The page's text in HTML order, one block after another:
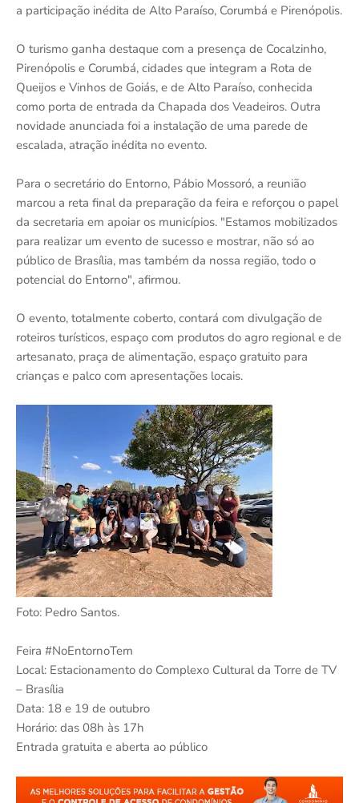
a participação inédita de Alto Paraíso, Corumbá e Pirenópolis.
O turismo ganha destaque com a presença de Cocalzinho,
Pirenópolis e Corumbá, cidades que integram a Rota de
Queijos e Vinhos de Goiás, e de Alto Paraíso, conhecida
como porta de entrada da Chapada dos Veadeiros. Outra
novidade anunciada foi a instalação de uma parede de
escalada, atração inédita no evento.
Para o secretário do Entorno, Pábio Mossoró, a reunião
marcou a reta final da preparação da feira e reforçou o papel
da secretaria em apoiar os municípios. "Estamos mobilizados
para realizar um evento de sucesso e mostrar, não só ao
público de Brasília, mas também da nossa região, todo o
potencial do Entorno", afirmou.
O evento, totalmente coberto, contará com divulgação de
roteiros turísticos, espaço com produtos do agro regional e de
artesanato, praça de alimentação, espaço gratuito para
crianças e palco com apresentações locais.
Foto: Pedro Santos.
Feira #NoEntornoTem
Local: Estacionamento do Complexo Cultural da Torre de TV
– Brasília
Data: 18 e 19 de outubro
Horário: das 08h às 17h
Entrada gratuita e aberta ao público